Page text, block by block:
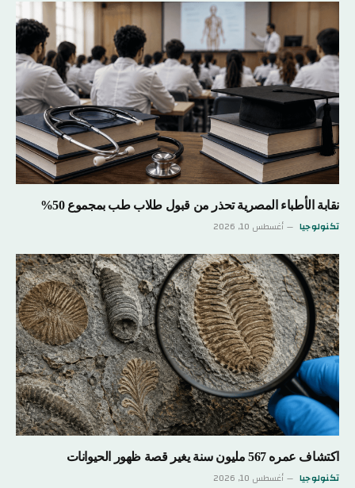
نقابة الأطباء المصرية تحذر من قبول طلاب طب بمجموع 50%
تكنولوجيا أغسطس 10, 2026
اكتشاف عمره 567 مليون سنة يغير قصة ظهور الحيوانات
تكنولوجيا أغسطس 10, 2026